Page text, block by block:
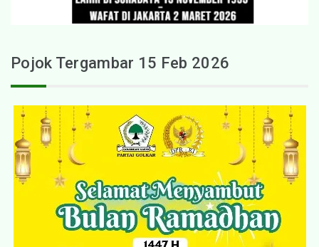
Pojok Tergambar 15 Feb 2026